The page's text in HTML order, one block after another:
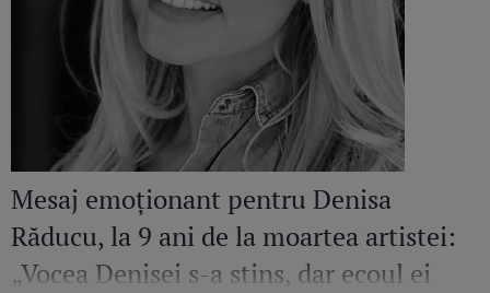
Mesaj emoționant pentru Denisa
Răducu, la 9 ani de la moartea artistei:
„Vocea Denisei s-a stins, dar ecoul ei